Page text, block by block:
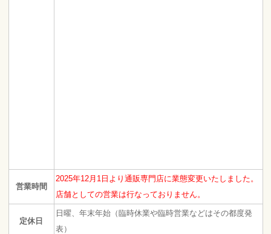
営業時間
2025年12月1日より通販専門店に業態変更いたしました。
店舗としての営業は行なっておりません。
定休日
日曜、年末年始（臨時休業や臨時営業などはその都度発
表）